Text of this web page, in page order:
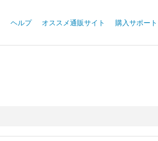
ヘルプ オススメ通販サイト 購入サポート